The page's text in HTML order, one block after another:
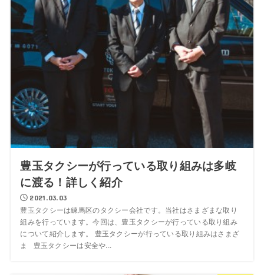
豊玉タクシーが行っている取り組みは多岐
に渡る！詳しく紹介
2021.03.03
豊玉タクシーは練馬区のタクシー会社です。当社はさまざまな取り
組みを行っています。今回は、豊玉タクシーが行っている取り組み
について紹介します。 豊玉タクシーが行っている取り組みはさまざ
ま 豊玉タクシーは安全や...